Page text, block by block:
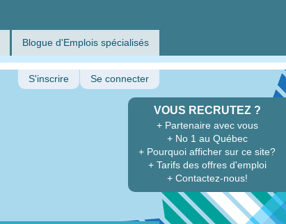
Blogue d'Emplois spécialisés
VOUS RECRUTEZ ?
+ Partenaire avec vous
+ No 1 au Québec
+ Pourquoi afficher sur ce site?
+ Tarifs des offres d'emploi
+ Contactez-nous!
S'inscrire Se connecter